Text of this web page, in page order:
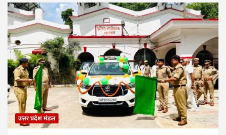
उत्तर प्रदेश मंडल